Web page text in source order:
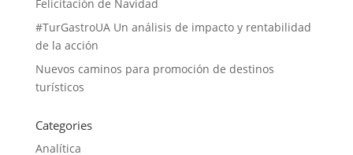
Felicitación de Navidad
#TurGastroUA Un análisis de impacto y rentabilidad
de la acción
Nuevos caminos para promoción de destinos
turísticos
Categories
Analítica